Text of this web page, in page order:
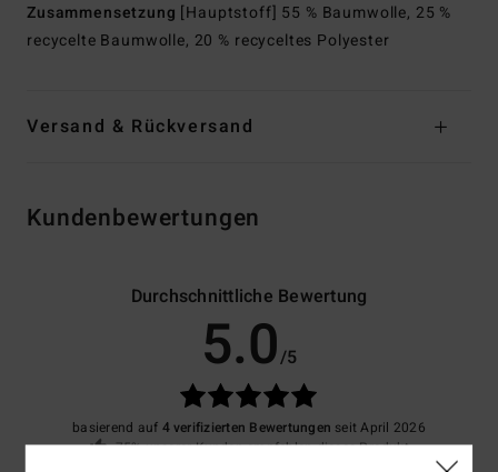
Zusammensetzung [Hauptstoff] 55 % Baumwolle, 25 %
recycelte Baumwolle, 20 % recyceltes Polyester
Versand & Rückversand
Kundenbewertungen
Durchschnittliche Bewertung
5.0/5
basierend auf 4 verifizierten Bewertungen seit April 2026
75% unserer Kunden empfehlen dieses Produkt